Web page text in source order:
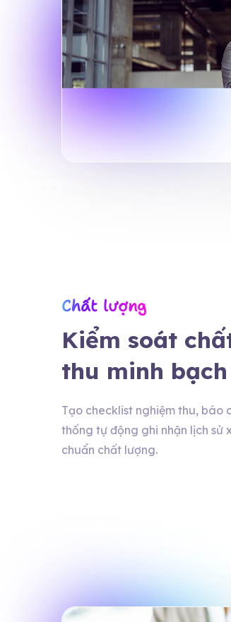
Chất lượng
Kiểm soát
thu minh bạch
Tạo checklist nghiệm thu, báo
thống tự động ghi nhận lịch sử
chuẩn chất lượng.